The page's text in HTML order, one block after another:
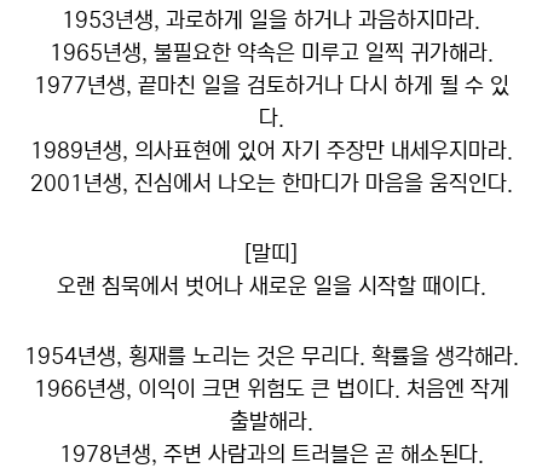
1953년생, 과로하게 일을 하거나 과음하지마라.
1965년생, 불필요한 약속은 미루고 일찍 귀가해라.
1977년생, 끝마친 일을 검토하거나 다시 하게 될 수 있
다.
1989년생, 의사표현에 있어 자기 주장만 내세우지마라.
2001년생, 진심에서 나오는 한마디가 마음을 움직인다.
[말띠]
오랜 침묵에서 벗어나 새로운 일을 시작할 때이다.
1954년생, 횡재를 노리는 것은 무리다. 확률을 생각해라.
1966년생, 이익이 크면 위험도 큰 법이다. 처음엔 작게
출발해라.
1978년생, 주변 사람과의 트러블은 곧 해소된다.